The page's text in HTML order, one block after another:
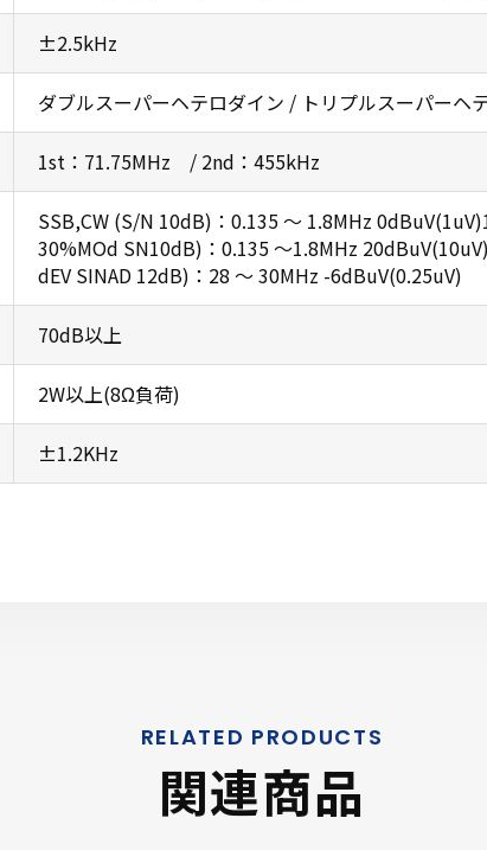
±2.5kHz
ダブルスーパーヘテロダイン / トリプルスーパーヘ
1st：71.75MHz / 2nd：455kHz
SSB,CW (S/N 10dB)：0.135 ～ 1.8MHz
30%MOd SN10dB)：0.135 ～1.8MHz
dEV SINAD 12dB)：28 ～ 30MHz -6dBuV(0.25uV)
70dB以上
2W以上(8Ω負荷)
±1.2KHz
関連商品